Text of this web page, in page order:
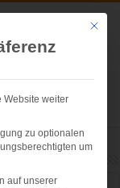
Mit
Website weiter
zu optionalen
um
auf unserer